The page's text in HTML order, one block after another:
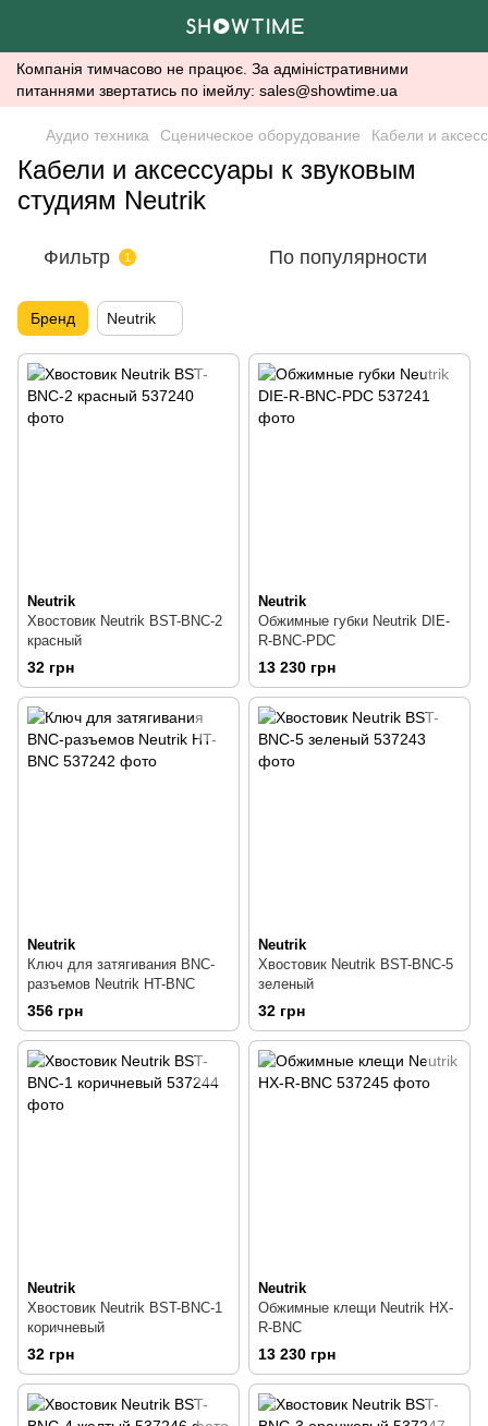
Компанія тимчасово не працює. За адміністративними
питаннями звертатись по імейлу: sales@showtime.ua
Аудио техника Сценическое оборудование Кабели и
Кабели и аксессуары к звуковым
студиям Neutrik
Фильтр 1 По популярности
Бренд Neutrik
Neutrik
Хвостовик Neutrik BST-BNC-2
красный
32 грн
Neutrik
Обжимные губки Neutrik DIE-
R-BNC-PDC
13 230 грн
Neutrik
Ключ для затягивания BNC-
разъемов Neutrik HT-BNC
356 грн
Neutrik
Хвостовик Neutrik BST-BNC-5
зеленый
32 грн
Neutrik
Хвостовик Neutrik BST-BNC-1
коричневый
32 грн
Neutrik
Обжимные клещи Neutrik HX-
R-BNC
13 230 грн